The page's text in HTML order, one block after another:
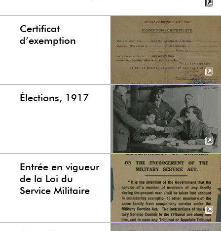
Certificat
d’exemption
Élections, 1917
Entrée en vigueur
de la Loi du
Service Militaire